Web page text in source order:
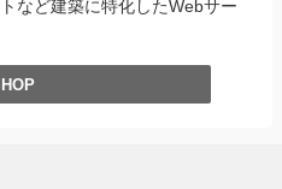
など建築に特化したWebサー